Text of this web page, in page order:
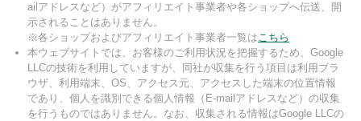
ailアドレスなど）がアフィリエイト事業者や各ショップへ伝送、開
示されることはありません。
※各ショップおよびアフィリエイト事業者一覧はこちら
本ウェブサイトでは、お客様のご利用状況を把握するため、Google
LLCの技術を利用していますが、同社が収集を行う項目は利用ブラ
ウザ、利用端末、OS、アクセス元、アクセスした端末の位置情報
であり、個人を識別できる個人情報（E-mailアドレスなど）の収集
を行うものではありません。なお、収集される情報はGoogle LLCの